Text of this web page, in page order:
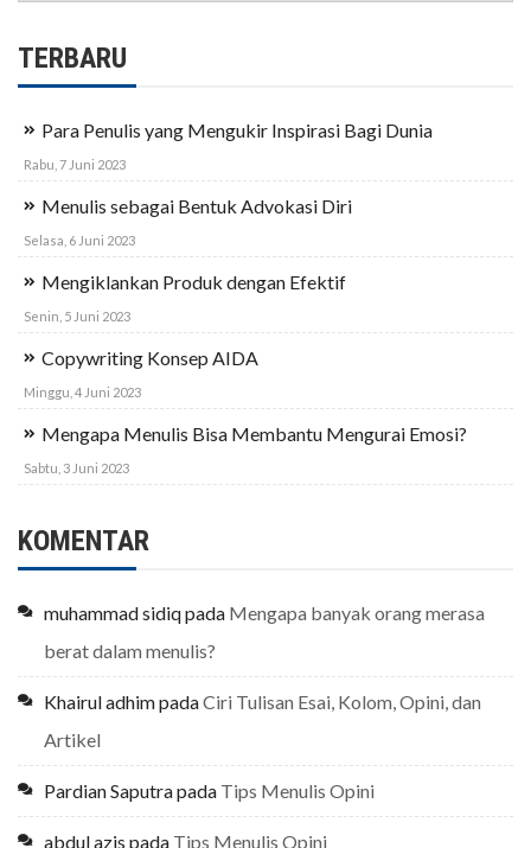
TERBARU
Para Penulis yang Mengukir Inspirasi Bagi Dunia
Rabu, 7 Juni 2023
Menulis sebagai Bentuk Advokasi Diri
Selasa, 6 Juni 2023
Mengiklankan Produk dengan Efektif
Senin, 5 Juni 2023
Copywriting Konsep AIDA
Minggu, 4 Juni 2023
Mengapa Menulis Bisa Membantu Mengurai Emosi?
Sabtu, 3 Juni 2023
KOMENTAR
muhammad sidiqpada Mengapa banyak orang merasa
berat dalam menulis?
Khairul adhimpadaCiri Tulisan Esai, Kolom, Opini, dan
Artikel
Pardian Saputrapada Tips Menulis Opini
abdul azis pada Tips Menulis Opini